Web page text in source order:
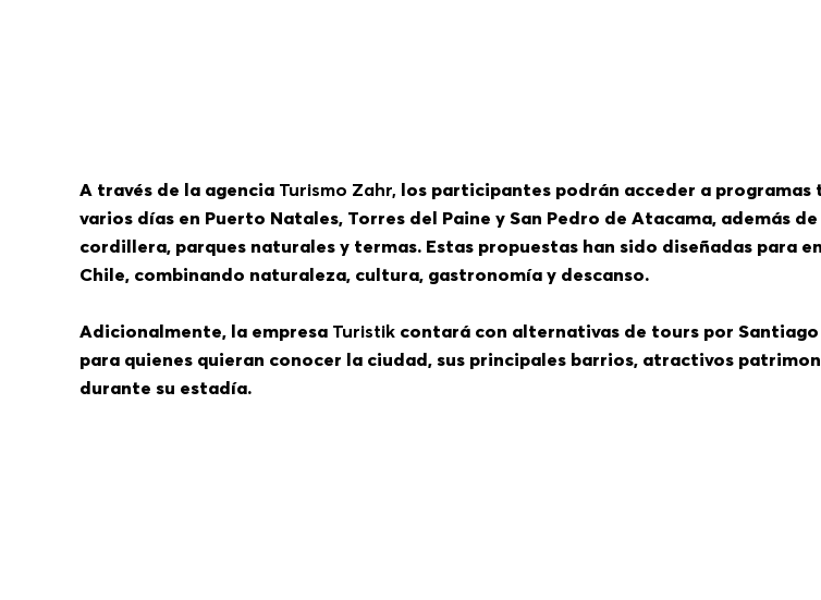
A través de la agencia Turismo Zahr, los participantes podrán acceder a
varios días en Puerto Natales, Torres del Paine y San Pedro de Atacama, además
cordillera, parques naturales y termas. Estas propuestas han sido diseñadas para
Chile, combinando naturaleza, cultura, gastronomía y descanso.
Adicionalmente, la empresa Turistik contará con alternativas de tours por
para quienes quieran conocer la ciudad, sus principales barrios, atractivos
durante su estadía.